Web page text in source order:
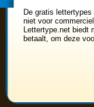
De gratis
niet voor
Lettertype.net biedt
betaalt, om deze